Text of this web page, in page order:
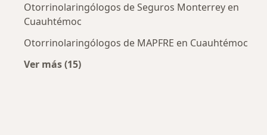
Otorrinolaringólogos de Seguros Monterrey en
Cuauhtémoc
Otorrinolaringólogos de MAPFRE en Cuauhtémoc
Ver más (15)